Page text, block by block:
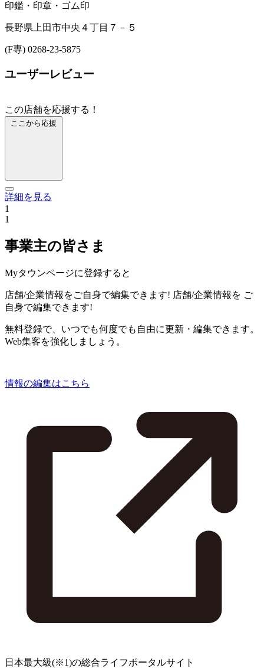
印鑑・印章・ゴム印
長野県上田市中央４丁目７－５
(F専) 0268-23-5875
ユーザーレビュー
この店舗を応援する！
ここから応援
詳細を見る
1
1
事業主の皆さま
Myタウンページに登録すると
店舗/企業情報をご自身で編集できます! 店舗/企業情報を ご
自身で編集できます!
無料登録で、いつでも何度でも自由に更新・編集できます。
Web集客を強化しましょう。
情報の編集はこちら
日本最大級(※1)の総合ライフポータルサイト